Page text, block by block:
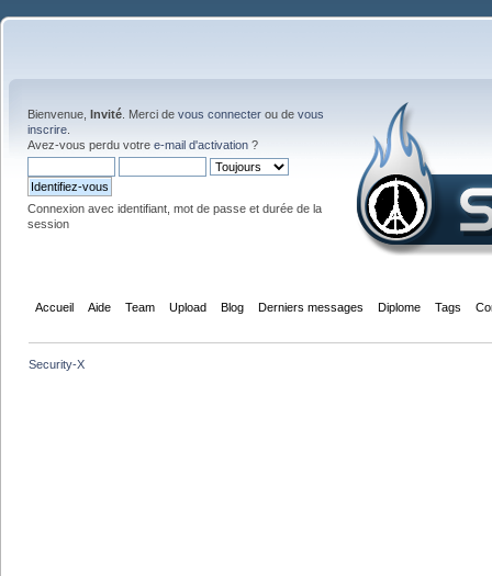
Bienvenue, Invité . Merci de vous connecter ou de vous
inscrire
Avez-vous perdu votre e-mail d'activation ?
Connexion avec identifiant, mot de passe et durée de la
session
Accueil Aide Team Upload Blog Derniers messages Diplome Tags
Security-X